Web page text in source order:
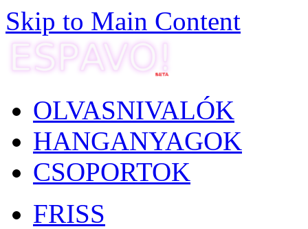
Skip to Main Content
OLVASNIVALÓK
HANGANYAGOK
CSOPORTOK
FRISS